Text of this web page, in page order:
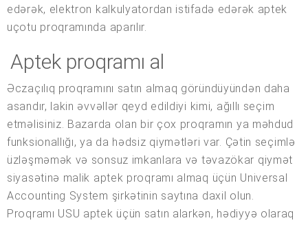
edərək, elektron kalkulyatordan istifadə edərək aptek
uçotu proqramında aparılır.
Aptek proqramı al
Əczaçılıq proqramını satın almaq göründüyündən daha
asandır, lakin əvvəllər qeyd edildiyi kimi, ağıllı seçim
etməlisiniz. Bazarda olan bir çox proqramın ya məhdud
funksionallığı, ya da hədsiz qiymətləri var. Çətin seçimlə
üzləşməmək və sonsuz imkanlara və təvazökar qiymət
siyasətinə malik aptek proqramı almaq üçün Universal
Accounting System şirkətinin saytına daxil olun.
Proqramı USU aptek üçün satın alarkən, hədiyyə olaraq